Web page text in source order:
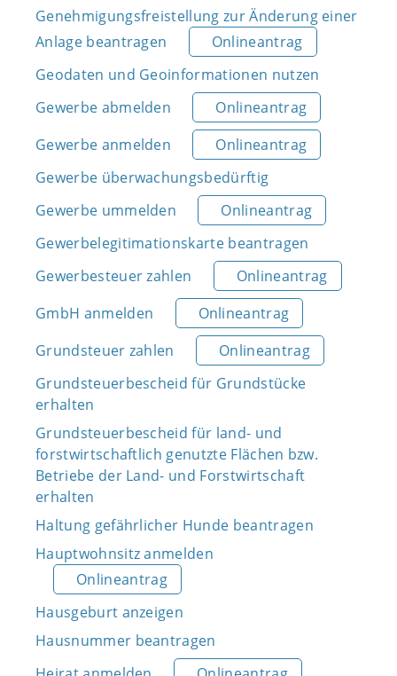
Genehmigungsfreistellung zur Änderung einer
Anlage beantragen
Onlineantrag
Geodaten und Geoinformationen nutzen
Gewerbe abmelden
Onlineantrag
Gewerbe anmelden
Onlineantrag
Gewerbe überwachungsbedürftig
Gewerbe ummelden
Onlineantrag
Gewerbelegitimationskarte beantragen
Gewerbesteuer zahlen
Onlineantrag
GmbH anmelden
Onlineantrag
Grundsteuer zahlen
Onlineantrag
Grundsteuerbescheid für Grundstücke
erhalten
Grundsteuerbescheid für land- und
forstwirtschaftlich genutzte Flächen bzw.
Betriebe der Land- und Forstwirtschaft
erhalten
Haltung gefährlicher Hunde beantragen
Hauptwohnsitz anmelden
Onlineantrag
Hausgeburt anzeigen
Hausnummer beantragen